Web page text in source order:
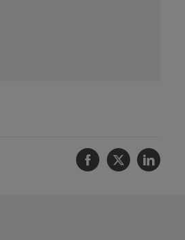
Facebook
Twitter